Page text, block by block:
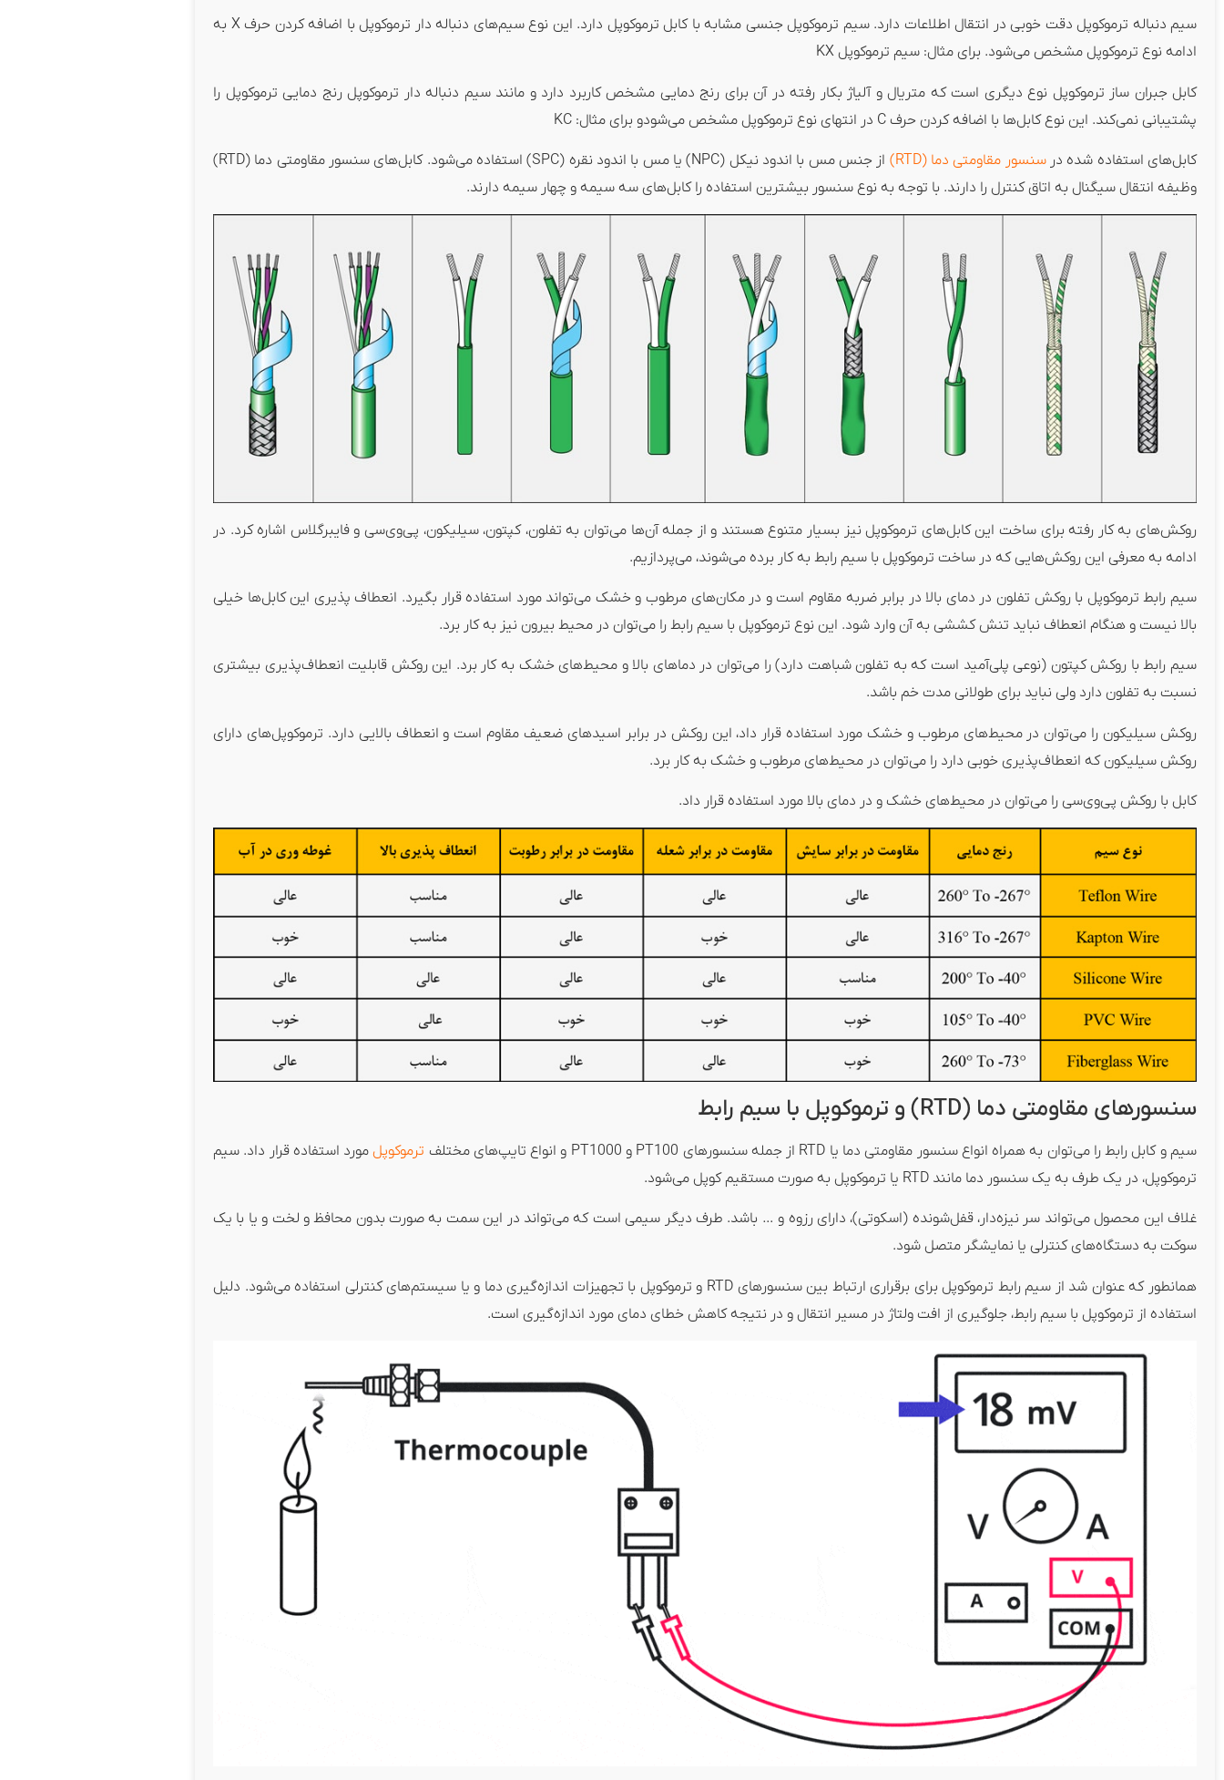
سیم دنباله ترموکوپل دقت خوبی در انتقال اطلاعات دارد. سیم ترموکوپل جنسی مشابه با کابل ترموکوپل دارد. این نوع سیم‌های دنباله دار ترموکوپل با اضافه کردن حرف X به
ادامه نوع ترموکوپل مشخص می‌شود. برای مثال: سیم ترموکوپل KX
کابل جبران ساز ترموکوپل نوع دیگری است که متریال و آلیاژ بکار رفته در آن برای رنج دمایی مشخص کاربرد دارد و مانند سیم دنباله دار ترموکوپل رنج دمایی ترموکوپل را
پشتیبانی نمی‌کند. این نوع کابل‌ها با اضافه کردن حرف C در انتهای نوع ترموکوپل مشخص می‌شودو برای مثال: KC
کابل‌های استفاده شده درسنسور مقاومتی دما (RTD)
از جنس مس با اندود نیکل (NPC) یا مس با اندود نقره (SPC) استفاده می‌شود. کابل‌های سنسور مقاومتی دما (RTD)
وظیفه انتقال سیگنال به اتاق کنترل را دارند. با توجه به نوع سنسور بیشترین استفاده را کابل‌های سه سیمه و چهار سیمه دارند.
روکش‌های به کار رفته برای ساخت این کابل‌های ترموکوپل نیز بسیار متنوع هستند و از جمله آن‌ها می‌توان به تفلون، کپتون، سیلیکون، پی‌وی‌سی و فایبرگلاس اشاره کرد. در
ادامه به معرفی این روکش‌هایی که در ساخت ترموکوپل با سیم رابط به کار برده می‌شوند، می‌پردازیم.
سیم رابط ترموکوپل با روکش تفلون در دمای بالا در برابر ضربه مقاوم است و در مکان‌های مرطوب و خشک می‌تواند مورد استفاده قرار بگیرد. انعطاف پذیری این کابل‌ها خیلی
بالا نیست و هنگام انعطاف نباید تنش کششی به آن وارد شود. این نوع ترموکوپل با سیم رابط را می‌توان در محیط بیرون نیز به کار برد.
سیم رابط با روکش کپتون (نوعی پلی‌آمید است که به تفلون شباهت دارد) را می‌توان در دماهای بالا و محیط‌های خشک به کار برد. این روکش قابلیت انعطاف‌پذیری بیشتری
نسبت به تفلون دارد ولی نباید برای طولانی مدت خم باشد.
روکش سیلیکون را می‌توان در محیط‌های مرطوب و خشک مورد استفاده قرار داد، این روکش در برابر اسیدهای ضعیف مقاوم است و انعطاف بالایی دارد. ترموکوپل‌های دارای
روکش سیلیکون که انعطاف‌پذیری خوبی دارد را می‌توان در محیط‌های مرطوب و خشک به کار برد.
کابل با روکش پی‌وی‌سی را می‌توان در محیط‌های خشک و در دمای بالا مورد استفاده قرار داد.
سنسورهای مقاومتی دما (RTD) و ترموکوپل با سیم رابط
سیم و کابل رابط را می‌توان به همراه انواع سنسور مقاومتی دما یا RTD از جمله سنسورهای PT100 و PT1000 و انواع تایپ‌های مختلف ترموکوپلمورد استفاده قرار داد. سیم
ترموکوپل، در یک طرف به یک سنسور دما مانند RTD یا ترموکوپل به صورت مستقیم کوپل می‌شود.
غلاف این محصول می‌تواند سر نیزه‌دار، قفل‌شونده (اسکوتی)، دارای رزوه و … باشد. طرف دیگر سیمی است که می‌تواند در این سمت به صورت بدون محافظ و لخت و یا با یک
سوکت به دستگاه‌های کنترلی یا نمایشگر متصل شود.
همانطور که عنوان شد از سیم رابط ترموکوپل برای برقراری ارتباط بین سنسورهای RTD و ترموکوپل با تجهیزات اندازه‌گیری دما و یا سیستم‌های کنترلی استفاده می‌شود. دلیل
استفاده از ترموکوپل با سیم رابط، جلوگیری از افت ولتاژ در مسیر انتقال و در نتیجه کاهش خطای دمای مورد اندازه‌گیری است.